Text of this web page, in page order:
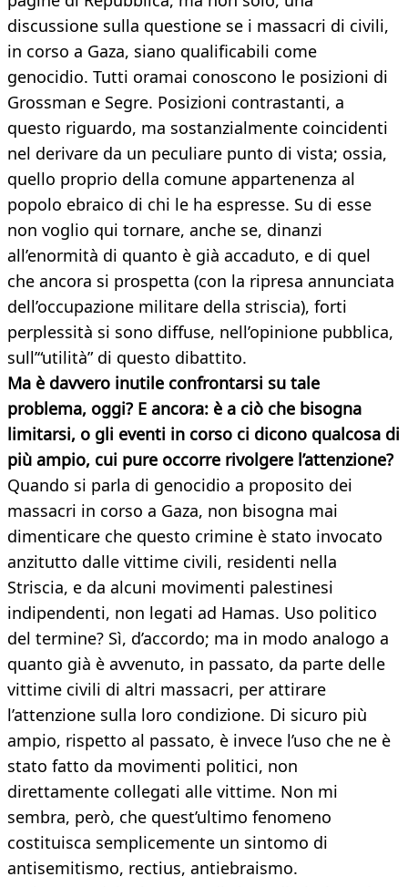
discussione sulla questione se i massacri di civili,
in corso a Gaza, siano qualificabili come
genocidio. Tutti oramai conoscono le posizioni di
Grossman e Segre. Posizioni contrastanti, a
questo riguardo, ma sostanzialmente coincidenti
nel derivare da un peculiare punto di vista; ossia,
quello proprio della comune appartenenza al
popolo ebraico di chi le ha espresse. Su di esse
non voglio qui tornare, anche se, dinanzi
all’enormità di quanto è già accaduto, e di quel
che ancora si prospetta (con la ripresa annunciata
dell’occupazione militare della striscia), forti
perplessità si sono diffuse, nell’opinione pubblica,
sull’“utilità” di questo dibattito.
Ma è davvero inutile confrontarsi su tale
problema, oggi? E ancora: è a ciò che bisogna
limitarsi, o gli eventi in corso ci dicono qualcosa di
più ampio, cui pure occorre rivolgere l’attenzione?
Quando si parla di genocidio a proposito dei
massacri in corso a Gaza, non bisogna mai
dimenticare che questo crimine è stato invocato
anzitutto dalle vittime civili, residenti nella
Striscia, e da alcuni movimenti palestinesi
indipendenti, non legati ad Hamas. Uso politico
del termine? Sì, d’accordo; ma in modo analogo a
quanto già è avvenuto, in passato, da parte delle
vittime civili di altri massacri, per attirare
l’attenzione sulla loro condizione. Di sicuro più
ampio, rispetto al passato, è invece l’uso che ne è
stato fatto da movimenti politici, non
direttamente collegati alle vittime. Non mi
sembra, però, che quest’ultimo fenomeno
costituisca semplicemente un sintomo di
antisemitismo, rectius, antiebraismo.